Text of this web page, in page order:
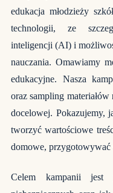
edukacja młodzieży
technologii, ze
inteligencji (AI) i
nauczania. Omawiamy
edukacyjne. Nasza
oraz sampling
docelowej. Pokazujemy,
tworzyć wartościowe
domowe, przygotowywać
Celem kampanii jest